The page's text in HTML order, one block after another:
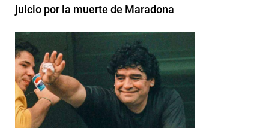
juicio por la muerte de Maradona